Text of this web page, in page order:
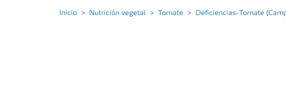
Inicio Nutrición vegetal Tomate Deficiencias-Tomate